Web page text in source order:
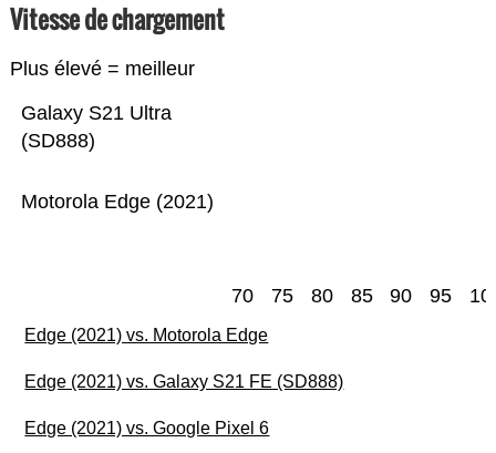
Vitesse de chargement
Plus élevé = meilleur
Motorola Edge (2021)
Galaxy S21 Ultra
(SD888)
70 75 80 85 90 95
Edge (2021) vs. Motorola Edge
Edge (2021) vs. Galaxy S21 FE (SD888)
Edge (2021) vs. Google Pixel 6